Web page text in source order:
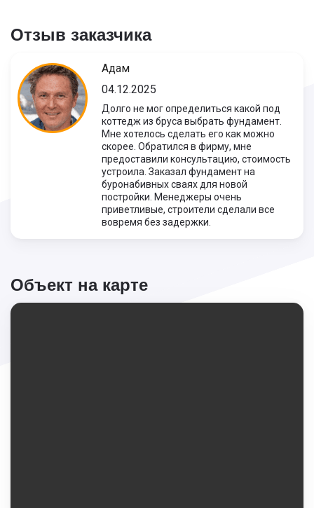
Отзыв заказчика
Адам
04.12.2025
Долго не мог определиться какой под
коттедж из бруса выбрать фундамент.
Мне хотелось сделать его как можно
скорее. Обратился в фирму, мне
предоставили консультацию, стоимость
устроила. Заказал фундамент на
буронабивных сваях для новой
постройки. Менеджеры очень
приветливые, строители сделали все
вовремя без задержки.
Объект на карте